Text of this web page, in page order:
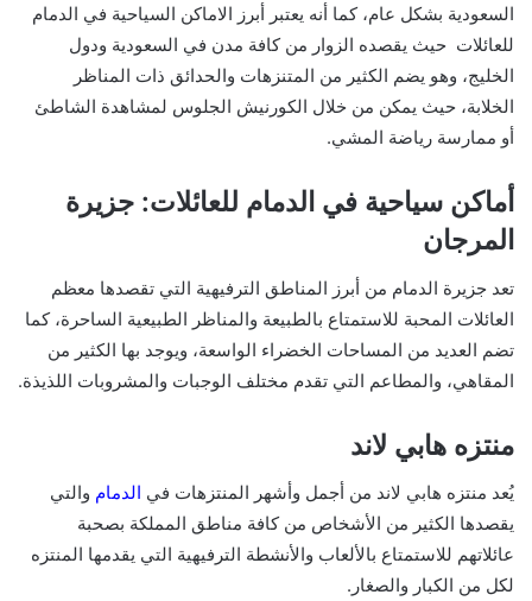
السعودية بشكل عام، كما أنه يعتبر أبرز الاماكن السياحية في الدمام
للعائلات حيث يقصده الزوار من كافة مدن في السعودية ودول
الخليج، وهو يضم الكثير من المتنزهات والحدائق ذات المناظر
الخلابة، حيث يمكن من خلال الكورنيش الجلوس لمشاهدة الشاطئ
أو ممارسة رياضة المشي.
أماكن سياحية في الدمام للعائلات: جزيرة
المرجان
تعد جزيرة الدمام من أبرز المناطق الترفيهية التي تقصدها معظم
العائلات المحبة للاستمتاع بالطبيعة والمناظر الطبيعية الساحرة، كما
تضم العديد من المساحات الخضراء الواسعة، ويوجد بها الكثير من
المقاهي، والمطاعم التي تقدم مختلف الوجبات والمشروبات اللذيذة.
منتزه هابي لاند
يُعد منتزه هابي لاند من أجمل وأشهر المنتزهات في الدمام والتي
يقصدها الكثير من الأشخاص من كافة مناطق المملكة بصحبة
عائلاتهم للاستمتاع بالألعاب والأنشطة الترفيهية التي يقدمها المنتزه
لكل من الكبار والصغار.